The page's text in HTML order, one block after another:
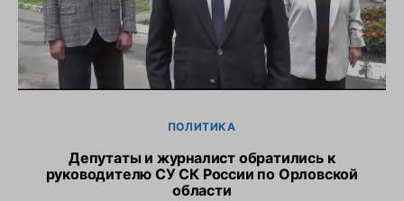
ПОЛИТИКА
Депутаты и журналист обратились к
руководителю СУ СК России по Орловской
области